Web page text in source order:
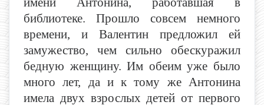
библиотеке. Прошло совсем немного
времени, и Валентин предложил ей
замужество, чем сильно обескуражил
бедную женщину. Им обеим уже было
много лет, да и к тому же Антонина
имела двух взрослых детей от первого